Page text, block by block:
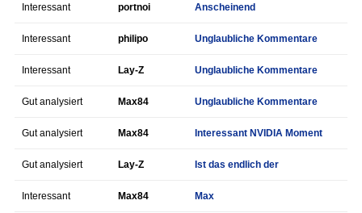
Interessant portnoi Anscheinend
Interessant philipo Unglaubliche Kommentare
Interessant Lay-Z Unglaubliche Kommentare
Gut analysiert Max84 Unglaubliche Kommentare
Gut analysiert Max84 Interessant NVIDIA Moment
Gut analysiert Lay-Z Ist das endlich der
Interessant Max84 Max